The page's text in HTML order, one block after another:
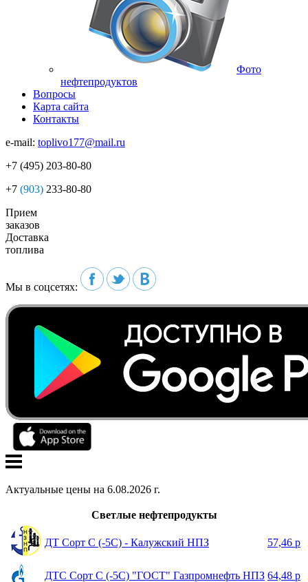
Фото
нефтепродуктов
Вопросы
Карта сайта
Контакты
e-mail: toplivo177@mail.ru
+7 (495) 203-80-80
+7 (903) 233-80-80
Прием
заказов
Доставка
топлива
Мы в соцсетях:
Актуальные цены на 6.08.2026 г.
Светлые нефтепродукты
ДТ Сорт С (-5С) - Калужский НПЗ 57,46 р
ДТС Сорт С (-5С) "ГОСТ" Газпромнефть НПЗ 64,48 р